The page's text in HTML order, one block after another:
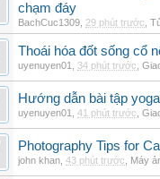
chạm đáy
BachCuc1309 29 phút trước
Thoái hóa đốt sống cổ
uyenuyen01 34 phút trước
Hướng dẫn bài tập
uyenuyen01 41 phút trước
Photography Tips for
john khan 43 phút trước Máy